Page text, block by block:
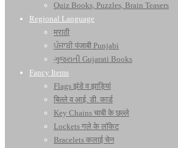
Quiz Books, Puzzles, Brain Teasers
Regional Language
मराठी
ਪੰਜਾਬੀ पंजाबी Punjabi
ગુજરાતી Gujarati Books
Fancy Items
Flags झंडे व झाड़ियां
बिल्ले व आई. डी. कार्ड
Key Chains चाबी के छल्ले
Lockets गले के लॉकेट
Bracelets कलाई चेन